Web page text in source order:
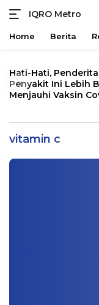
content
IQRO Metro
Lets
Bright
Home Berita
«
Hati-Hati, Penderita
Penyakit Ini Lebih
Menjauhi Vaksin
vitamin c
yang
Kesehatan|